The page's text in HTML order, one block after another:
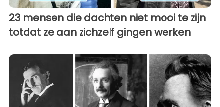
23 mensen die dachten niet mooi te zijn
totdat ze aan zichzelf gingen werken